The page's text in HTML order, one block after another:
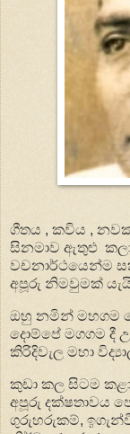
ගීතය , කවිය ,
සිනමාව ඇතුළු
වචනාර්ථයෙන්ම
අපූරු නිමවුමක්
ඔහු නමින් මහගම
දොම්පේ මගගම දී
කිරිදිවැල මහා
කුඩා කල සිටම
අපූරු දක්ෂතාවය
ගුරුහරුකම්,